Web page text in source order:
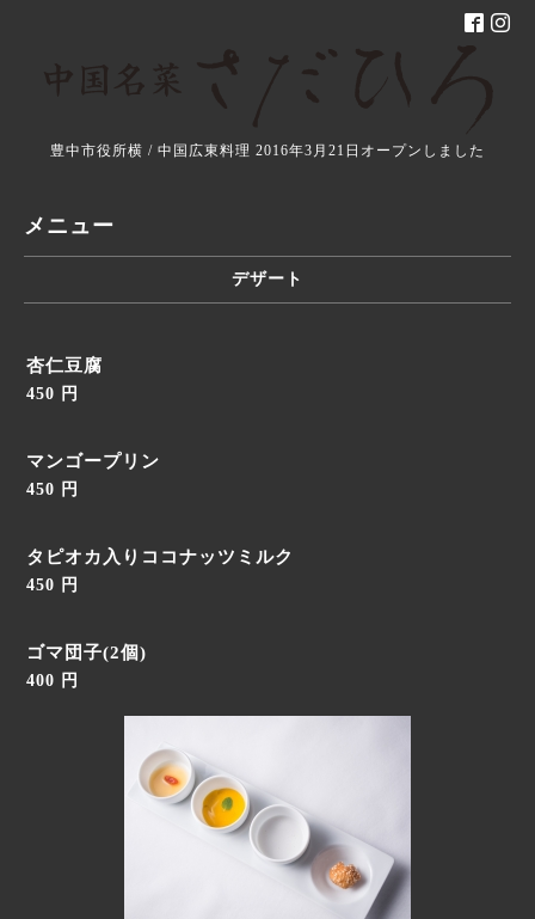
豊中市役所横 / 中国広東料理 2016年3月21日オープンしました
メニュー
デザート
杏仁豆腐
450 円
マンゴープリン
450 円
タピオカ入りココナッツミルク
450 円
ゴマ団子(2個)
400 円